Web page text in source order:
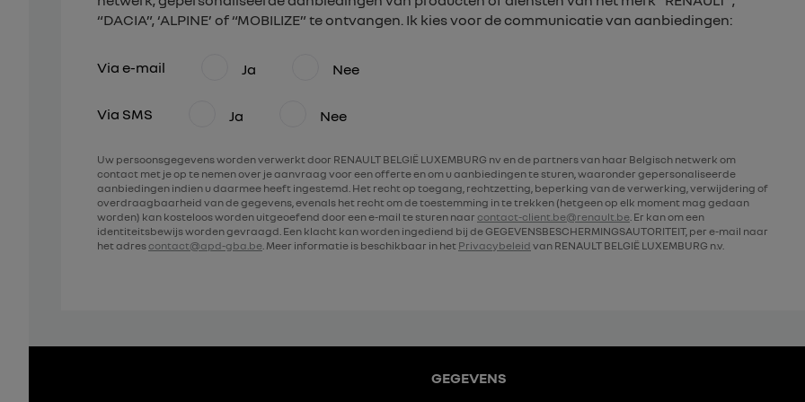
“DACIA”, ‘ALPINE’ of “MOBILIZE” te ontvangen. Ik kies voor de communicatie van aanbiedingen:
Via e-mail Ja Nee
Via SMS Ja Nee
Uw persoonsgegevens worden verwerkt door RENAULT BELGIË LUXEMBURG nv en de partners van haar Belgisch netwerk om
contact met je op te nemen over je aanvraag voor een offerte en om u aanbiedingen te sturen, waaronder gepersonaliseerde
aanbiedingen indien u daarmee heeft ingestemd. Het recht op toegang, rechtzetting, beperking van de verwerking, verwijdering of
overdraagbaarheid van de gegevens, evenals het recht om de toestemming in te trekken (hetgeen op elk moment mag gedaan
worden) kan kosteloos worden uitgeoefend door een e-mail te sturen naar contact-client.be@renault.be. Er kan om een
identiteitsbewijs worden gevraagd. Een klacht kan worden ingediend bij de GEGEVENSBESCHERMINGSAUTORITEIT, per e-mail naar
het adres contact@apd-gba.be. Meer informatie is beschikbaar in het Privacybeleid van RENAULT BELGIË LUXEMBURG n.v.
GEGEVENS